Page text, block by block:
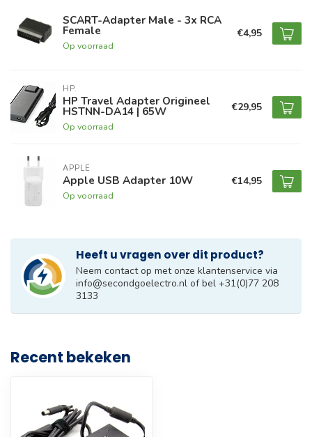
SCART-Adapter Male - 3x RCA
Female
Op voorraad
€4,95
HP.
HP Travel Adapter Origineel
HSTNN-DA14 | 65W
Op voorraad
€29,95
APPLE
Apple USB Adapter 10W
Op voorraad
€14,95
Heeft u vragen over dit product?
Neem contact op met onze klantenservice via
info@secondgoelectro.nl of bel +31(0)77 208
3133
Recent bekeken